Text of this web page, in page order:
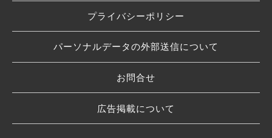
プライバシーポリシー
パーソナルデータの外部送信について
お問合せ
広告掲載について